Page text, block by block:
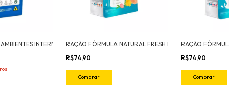
R$74,90
R$74,90